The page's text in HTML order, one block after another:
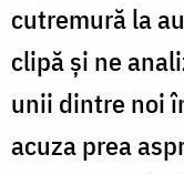
cutremură la
clipă şi ne
unii dintre noi
acuza prea